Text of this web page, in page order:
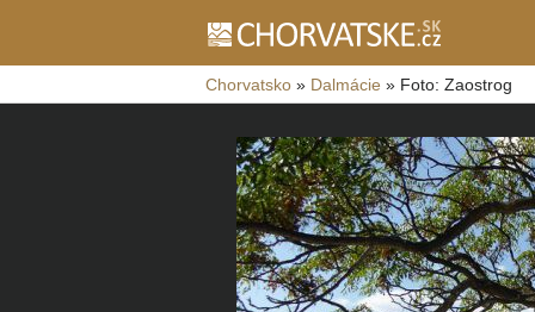
Chorvatsko » Dalmácie » Foto: Zaostrog